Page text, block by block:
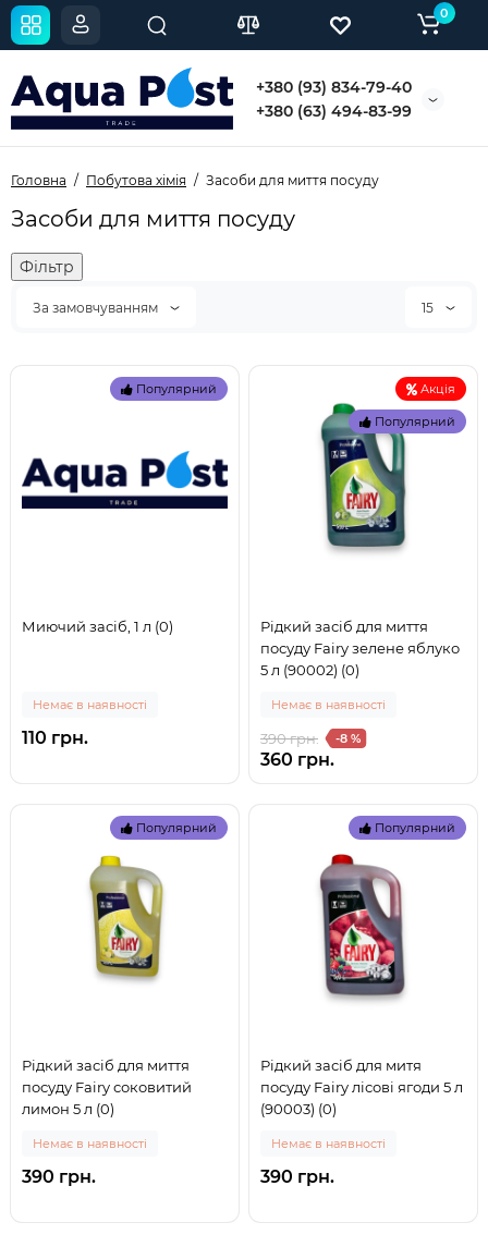
+380 (93) 834-79-40
+380 (63) 494-83-99
0
Головна Побутова хімія Засоби для миття посуду
Засоби для миття посуду
Фільтр
За замовчуванням 15
Популярний
Миючий засіб, 1 л (0)
Немає в наявності
110 грн.
Акція
Популярний
Рідкий засіб для миття
посуду Fairy зелене яблуко
5 л (90002) (0)
Немає в наявності
390 грн. -8 %
360 грн.
Популярний
Рідкий засіб для миття
посуду Fairy соковитий
лимон 5 л (0)
Немає в наявності
390 грн.
Популярний
Рідкий засіб для митя
посуду Fairy лісові ягоди 5 л
(90003) (0)
Немає в наявності
390 грн.